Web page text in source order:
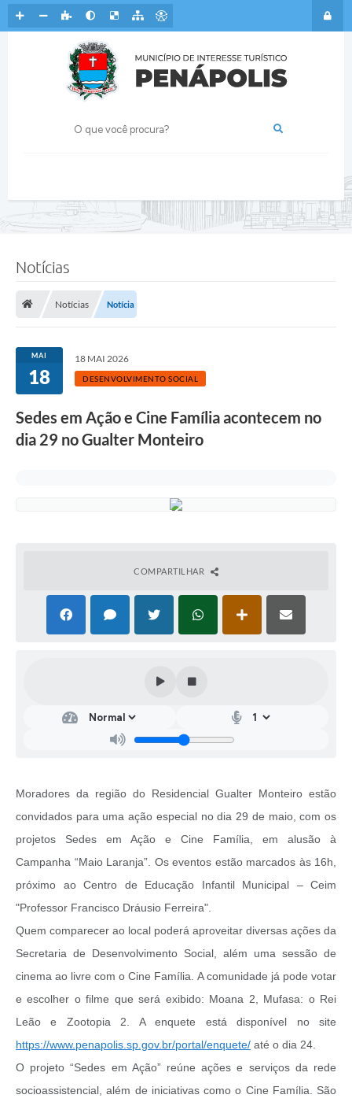
Notícias
Notícias Notícia
MAI
18
18 MAI 2026
DESENVOLVIMENTO SOCIAL
Sedes em Ação e Cine Família acontecem no
dia 29 no Gualter Monteiro
COMPARTILHAR
Moradores da região do Residencial Gualter Monteiro estão
convidados para uma ação especial no dia 29 de maio, com os
projetos Sedes em Ação e Cine Família, em alusão à
Campanha “Maio Laranja”. Os eventos estão marcados às 16h,
próximo ao Centro de Educação Infantil Municipal – Ceim
"Professor Francisco Dráusio Ferreira".
Quem comparecer ao local poderá aproveitar diversas ações da
Secretaria de Desenvolvimento Social, além uma sessão de
cinema ao livre com o Cine Família. A comunidade já pode votar
e escolher o filme que será exibido: Moana 2, Mufasa: o Rei
Leão e Zootopia 2. A enquete está disponível no site
https://www.penapolis.sp.gov.br/portal/enquete/ até o dia 24.
O projeto “Sedes em Ação” reúne ações e serviços da rede
socioassistencial, além de iniciativas como o Cine Família. São